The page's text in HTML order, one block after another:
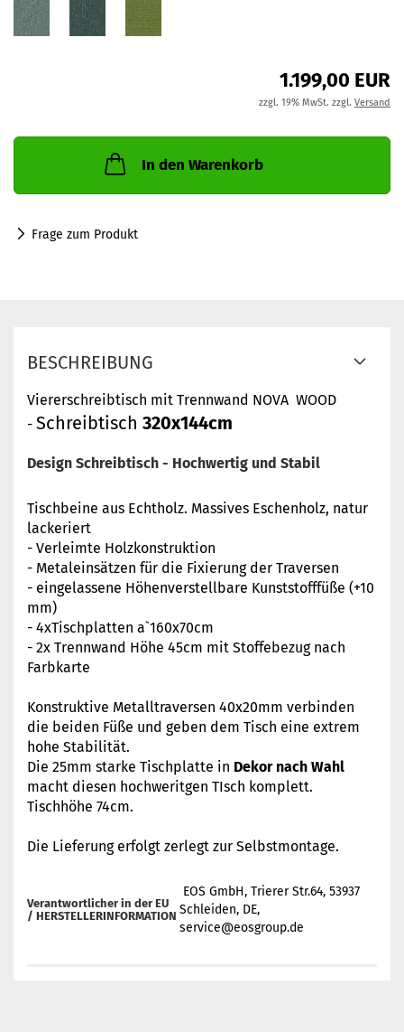
1.199,00 EUR
zzgl. 19% MwSt. zzgl. Versand
In den Warenkorb
Frage zum Produkt
BESCHREIBUNG
Viererschreibtisch mit Trennwand NOVA WOOD
- Schreibtisch 320x144cm
Design Schreibtisch - Hochwertig und Stabil
Tischbeine aus Echtholz. Massives Eschenholz, natur
lackeriert
- Verleimte Holzkonstruktion
- Metaleinsätzen für die Fixierung der Traversen
- eingelassene Höhenverstellbare Kunststofffüße (+10
mm)
- 4xTischplatten a`160x70cm
- 2x Trennwand Höhe 45cm mit Stoffebezug nach
Farbkarte
Konstruktive Metalltraversen 40x20mm verbinden
die beiden Füße und geben dem Tisch eine extrem
hohe Stabilität.
Die 25mm starke Tischplatte in Dekor nach Wahl
macht diesen hochweritgen TIsch komplett.
Tischhöhe 74cm.
Die Lieferung erfolgt zerlegt zur Selbstmontage.
Verantwortlicher in der EU
/ HERSTELLERINFORMATION
EOS GmbH, Trierer Str.64, 53937
Schleiden, DE,
service@eosgroup.de